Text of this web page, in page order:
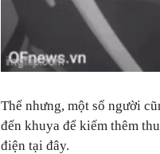
Thế nhưng, một số người
đến khuya để kiếm thêm
điện tại đây.